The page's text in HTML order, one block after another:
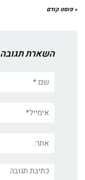
« פוסט קודם
השארת תגובה
תגובה